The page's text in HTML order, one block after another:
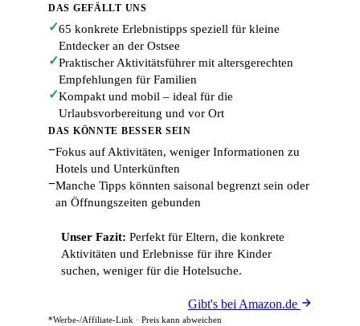
DAS GEFÄLLT UNS
✓65 konkrete Erlebnistipps speziell für kleine
Entdecker an der Ostsee
✓Praktischer Aktivitätsführer mit altersgerechten
Empfehlungen für Familien
✓Kompakt und mobil – ideal für die
Urlaubsvorbereitung und vor Ort
DAS KÖNNTE BESSER SEIN
−Fokus auf Aktivitäten, weniger Informationen zu
Hotels und Unterkünften
−Manche Tipps könnten saisonal begrenzt sein oder
an Öffnungszeiten gebunden
Unser Fazit: Perfekt für Eltern, die konkrete
Aktivitäten und Erlebnisse für ihre Kinder
suchen, weniger für die Hotelsuche.
Gibt's bei Amazon.de
*Werbe-/Affiliate-Link · Preis kann abweichen